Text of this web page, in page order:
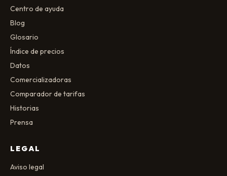
Centro de ayuda
Blog
Glosario
Índice de precios
Datos
Comercializadoras
Comparador de tarifas
Historias
Prensa
LEGAL
Aviso legal